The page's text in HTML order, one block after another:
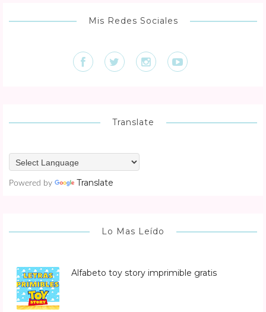
Mis Redes Sociales
Translate
Powered by Translate
Lo Mas Leído
Alfabeto toy story imprimible gratis